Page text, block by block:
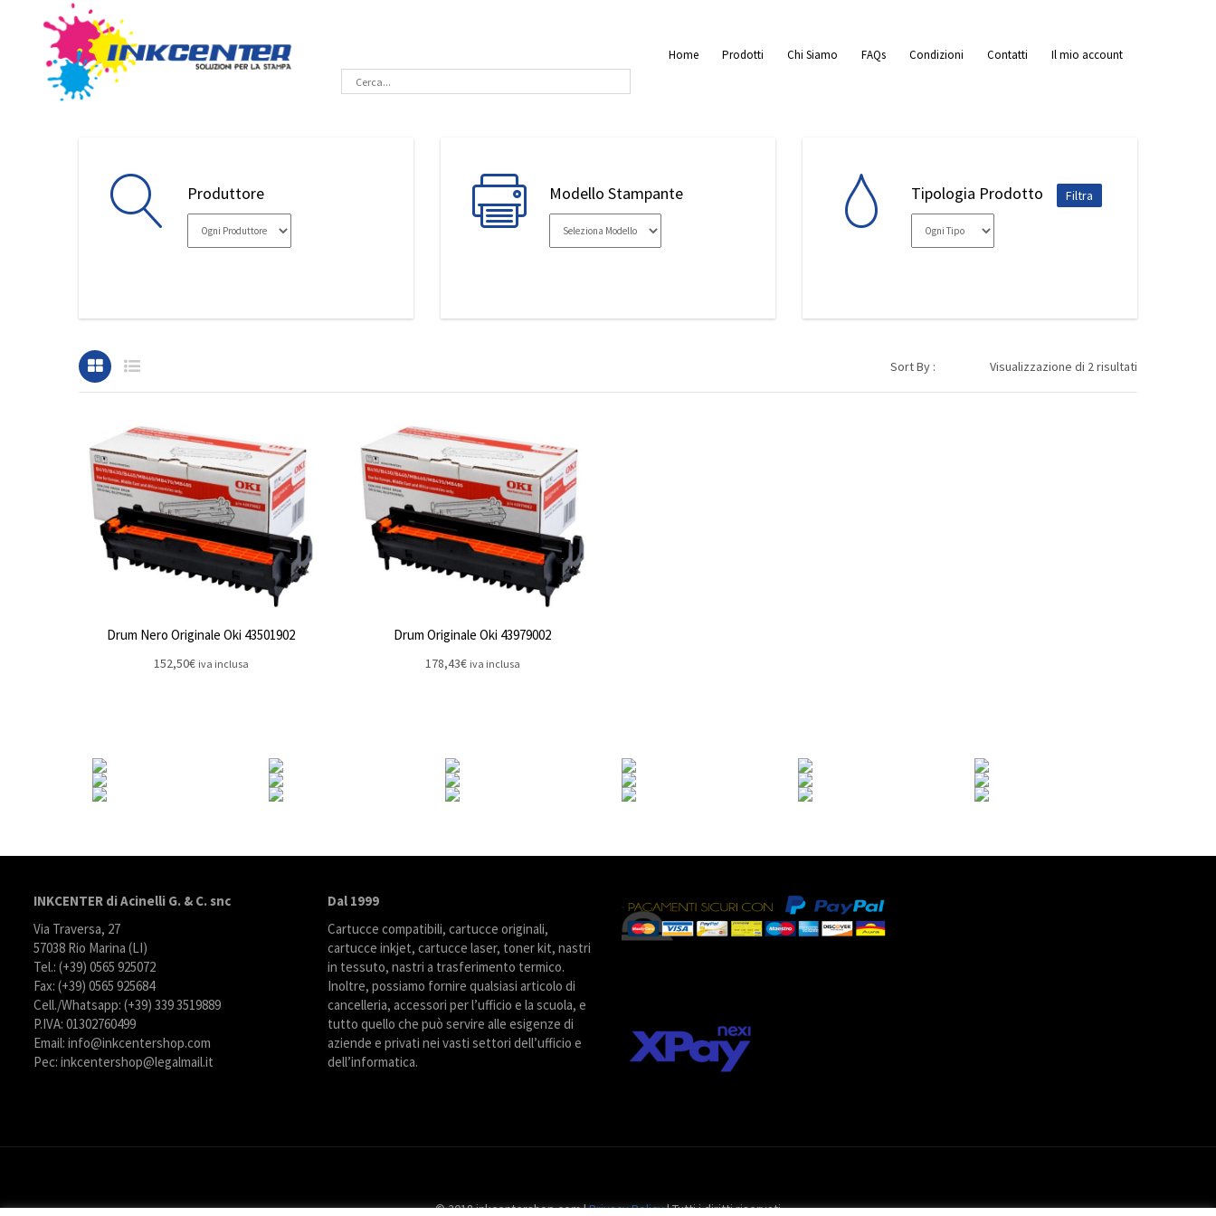
Home Prodotti Chi Siamo FAQs Condizioni Contatti Il mio account
Produttore Modello Stampante Tipologia Prodotto
Visualizzazione di 2 risultati
Sort By :
Drum Nero Originale Oki 43501902
152,50€ iva inclusa
Drum Originale Oki 43979002
178,43€ iva inclusa
INKCENTER di Acinelli G. & C. snc
Via Traversa, 27
57038 Rio Marina (LI)
Tel.: (+39) 0565 925072
Fax: (+39) 0565 925684
Cell./Whatsapp: (+39) 339 3519889
P.IVA: 01302760499
Email: info@inkcentershop.com
Pec: inkcentershop@legalmail.it
Dal 1999
Cartucce compatibili, cartucce originali,
cartucce inkjet, cartucce laser, toner kit, nastri
in tessuto, nastri a trasferimento termico.
Inoltre, possiamo fornire qualsiasi articolo di
cancelleria, accessori per l’ufficio e la scuola, e
tutto quello che può servire alle esigenze di
aziende e privati nei vasti settori dell’ufficio e
dell’informatica.
© 2018 inkcentershop.com |Privacy Policy| Tutti i diritti riservati